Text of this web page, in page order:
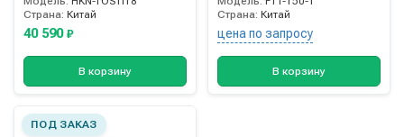
Страна: Китай
40 590 ₽
В корзину
Страна: Китай
цена по запросу
В корзину
ПОД ЗАКАЗ